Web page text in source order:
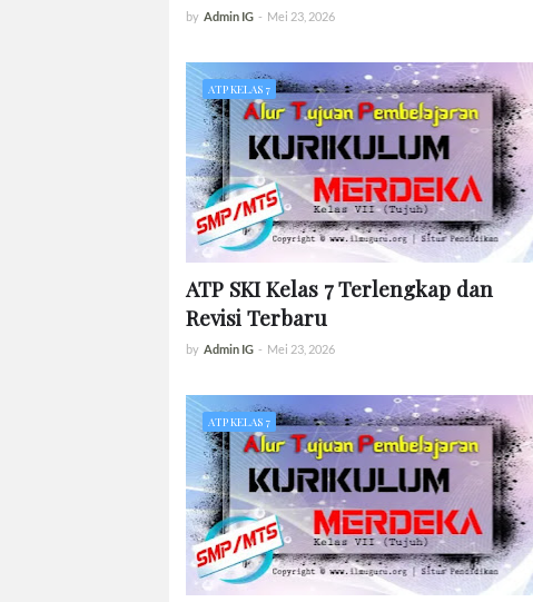
by Admin IG - Mei 23, 2026
ATP KELAS 7
ATP SKI Kelas 7 Terlengkap dan
Revisi Terbaru
by Admin IG - Mei 23, 2026
ATP KELAS 7